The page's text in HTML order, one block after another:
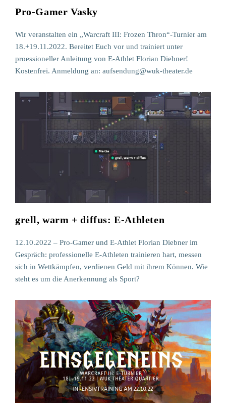
Pro-Gamer Vasky
Wir veranstalten ein „Warcraft III: Frozen Thron“-Turnier am
18.+19.11.2022. Bereitet Euch vor und trainiert unter
proessioneller Anleitung von E-Athlet Florian Diebner!
Kostenfrei. Anmeldung an: aufsendung@wuk-theater.de
grell, warm + diffus: E-Athleten
12.10.2022 – Pro-Gamer und E-Athlet Florian Diebner im
Gespräch: professionelle E-Athleten trainieren hart, messen
sich in Wettkämpfen, verdienen Geld mit ihrem Können. Wie
steht es um die Anerkennung als Sport?